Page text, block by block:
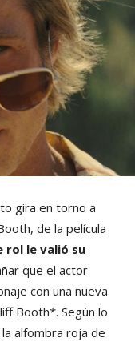
gira en torno a
de la película
rol le valió su
que el actor
con una nueva
Booth*. Según lo
alfombra roja de